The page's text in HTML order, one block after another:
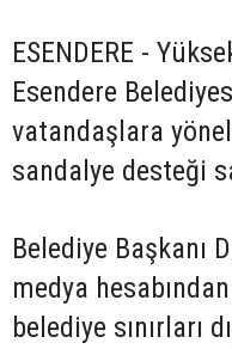
ESENDERE -
Esendere
vatandaşlara
sandalye desteği
Belediye Başkanı
medya
belediye sınırları